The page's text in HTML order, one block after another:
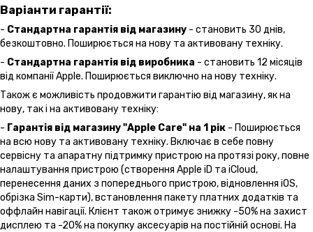
Варіанти гарантії:
- Стандартна гарантія від магазину - становить 30 днів,
безкоштовно. Поширюється на нову та активовану техніку.
- Стандартна гарантія від виробника - становить 12 місяців
від компанії Apple. Поширюється виключно на нову техніку.
Також є можливість продовжити гарантію від магазину, як на
нову, так і на активовану техніку:
- Гарантія від магазину "Apple Care" на 1 рік - Поширюється
на всю нову та активовану техніку. Включає в себе повну
сервісну та апаратну підтримку пристрою на протязі року, повне
налаштування пристрою (створення Apple iD та iCloud,
перенесення даних з попереднього пристрою, відновлення іOS,
обрізка Sim-карти), встановлення пакету платних додатків та
оффлайн навігації. Клієнт також отримує знижку -50% на захист
дисплею та -20% на покупку аксесуарів на постійній основі. На